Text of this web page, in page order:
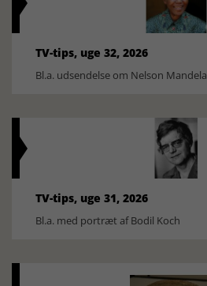
TV-tips, uge 32, 2026
Bl.a. udsendelse om Nelson Mandela
TV-tips, uge 31, 2026
Bl.a. med portræt af Bodil Koch